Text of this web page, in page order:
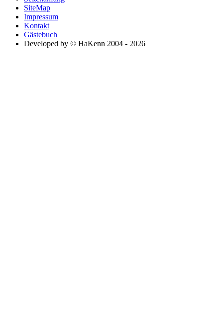
SiteMap
Impressum
Kontakt
Gästebuch
Developed by © HaKenn 2004 - 2026